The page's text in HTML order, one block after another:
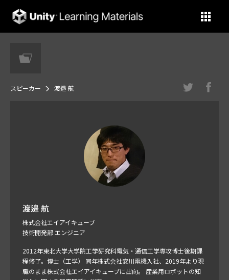
Unity Learning Materials
スピーカー 渡邉 航
渡邉 航
株式会社エイアイキューブ
技術開発部 エンジニア
2012年東北大学大学院工学研究科電気・通信工学専攻博士後期課
程修了。博士（工学） 同年株式会社安川電機入社、2019年より現
職のまま株式会社エイアイキューブに出向。 産業用ロボットの知